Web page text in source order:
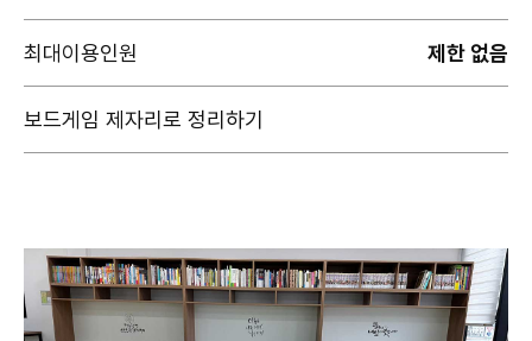
최대이용인원 제한 없음
보드게임 제자리로 정리하기